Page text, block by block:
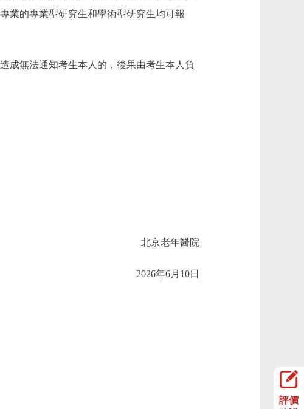
業的專業型研究生和學術型研究生均可報
無法通知考生本人的，後果由考生本人負
北京老年醫院
2026年6月10日
評價